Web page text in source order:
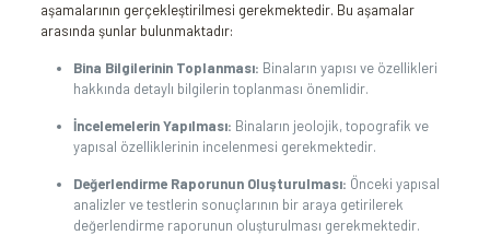
aşamalarının gerçekleştirilmesi gerekmektedir. Bu aşamalar
arasında şunlar bulunmaktadır:
Bina Bilgilerinin Toplanması: Binaların yapısı ve özellikleri
hakkında detaylı bilgilerin toplanması önemlidir.
İncelemelerin Yapılması: Binaların jeolojik, topografik ve
yapısal özelliklerinin incelenmesi gerekmektedir.
Değerlendirme Raporunun Oluşturulması: Önceki yapısal
analizler ve testlerin sonuçlarının bir araya getirilerek
değerlendirme raporunun oluşturulması gerekmektedir.